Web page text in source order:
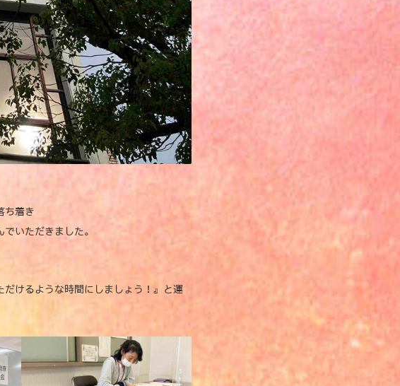
ち着き
いただきました。
けるような時間にしましょう！』と運